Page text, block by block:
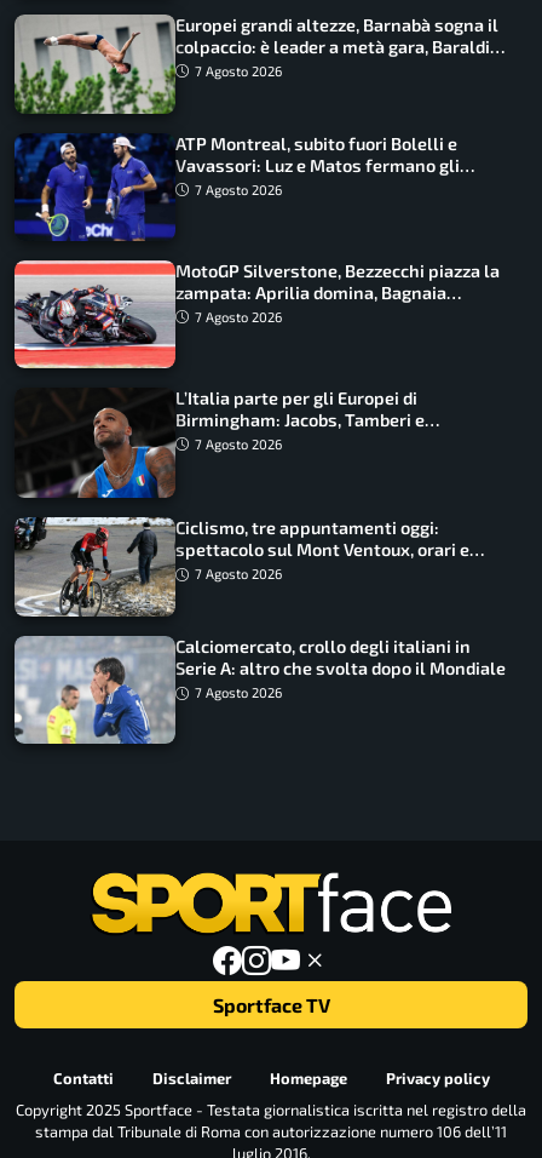
Europei grandi altezze, Barnabà sogna il
colpaccio: è leader a metà gara, Baraldi
ancora in corsa
7 Agosto 2026
ATP Montreal, subito fuori Bolelli e
Vavassori: Luz e Matos fermano gli
azzurri
7 Agosto 2026
MotoGP Silverstone, Bezzecchi piazza la
zampata: Aprilia domina, Bagnaia
costretto al Q1
7 Agosto 2026
L’Italia parte per gli Europei di
Birmingham: Jacobs, Tamberi e
Battocletti guidano una spedizione
7 Agosto 2026
Ciclismo, tre appuntamenti oggi:
spettacolo sul Mont Ventoux, orari e
come vederli
7 Agosto 2026
Calciomercato, crollo degli italiani in
Serie A: altro che svolta dopo il Mondiale
7 Agosto 2026
Sportface TV
Contatti Disclaimer Homepage
Privacy policy
Copyright 2025 Sportface - Testata giornalistica iscritta nel registro della
stampa dal Tribunale di Roma con autorizzazione numero 106 dell’11
luglio 2016.